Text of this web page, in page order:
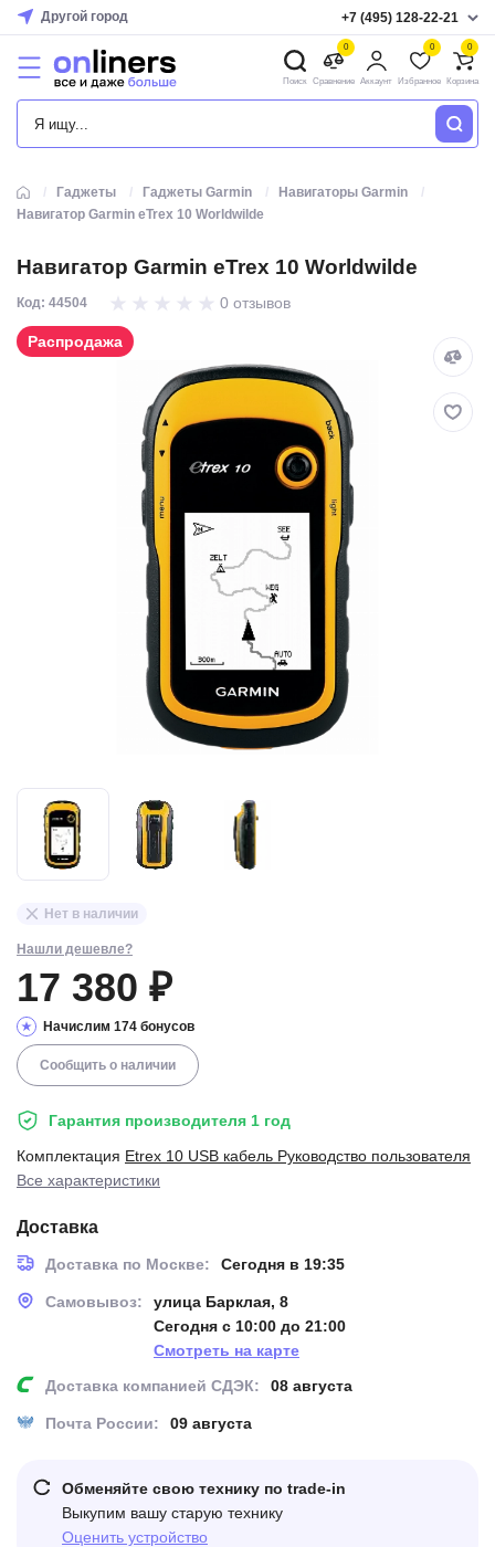
Другой город +7 (495) 128-22-21
КАТАЛОГ
Поиск
0
Сравнение Аккаунт
0
Избранное
0
Корзина
Гаджеты Гаджеты Garmin
Навигаторы Garmin
Навигатор Garmin eTrex 10 Worldwilde
Навигатор Garmin eTrex 10 Worldwilde
Код: 44504 0 отзывов
Распродажа
Гарантия производителя 1 год
Комплектация Etrex 10 USB кабель Руководство пользователя
Все характеристики
Доставка
Доставка по Москве: Сегодня в 19:35
Самовывоз:
улица Барклая, 8
Сегодня с 10:00 до 21:00
Смотреть на карте
Доставка компанией СДЭК:
08 августа
Почта России: 09 августа
Обменяйте свою технику по trade-in
Выкупим вашу старую технику
Оценить устройство
Нет в наличии
Нашли дешевле?
17 380 ₽
Начислим 174 бонусов
Сообщить о наличии